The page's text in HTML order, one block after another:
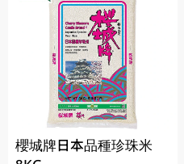
櫻城牌日本品種珍珠米